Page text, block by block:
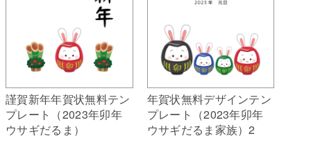
謹賀新年年賀状無料テン
プレート（2023年卯年
ウサギだるま）
年賀状無料デザインテン
プレート（2023年卯年
ウサギだるま家族）2